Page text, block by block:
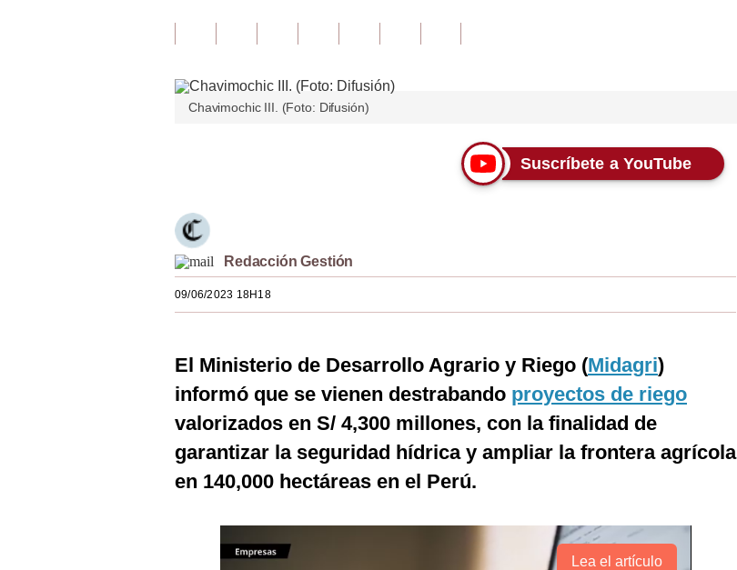
Chavimochic III. (Foto: Difusión)
Suscríbete a YouTube
Redacción Gestión
09/06/2023 18H18
El Ministerio de Desarrollo Agrario y Riego (Midagri)
informó que se vienen destrabando proyectos de riego
valorizados en S/ 4,300 millones, con la finalidad de
garantizar la seguridad hídrica y ampliar la frontera agrícola
en 140,000 hectáreas en el Perú.
Lea el artículo